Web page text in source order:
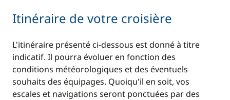
Itinéraire de votre croisière
L'itinéraire présenté ci-dessous est donné à titre
indicatif. Il pourra évoluer en fonction des
conditions météorologiques et des éventuels
souhaits des équipages. Quoiqu'il en soit, vos
escales et navigations seront ponctuées par des